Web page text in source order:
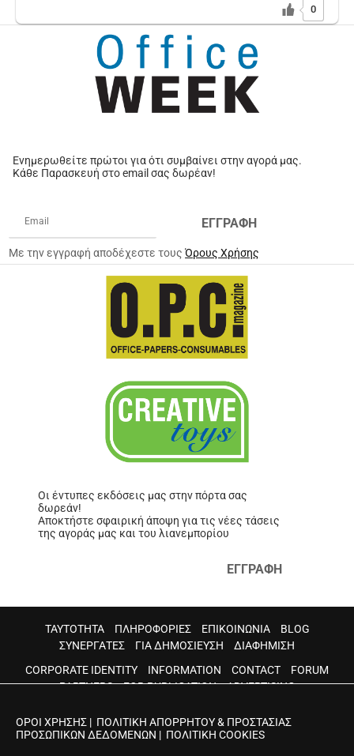
0
Ενημερωθείτε πρώτοι για ότι συμβαίνει στην αγορά μας.
Κάθε Παρασκευή στο email σας δωρέαν!
ΕΓΓΡΑΦΗ
Με την εγγραφή αποδέχεστε τουςΌρους Χρήσης
Οι έντυπες εκδόσεις μας στην πόρτα σας
δωρεάν!
Αποκτήστε σφαιρική άποψη για τις νέες τάσεις
της αγοράς μας και του λιανεμπορίου
ΕΓΓΡΑΦΗ
ΤΑΥΤΟΤΗΤΑ ΠΛΗΡΟΦΟΡΙΕΣ ΕΠΙΚΟΙΝΩΝΙΑ
BLOG
ΣΥΝΕΡΓΑΤΕΣ
ΓΙΑ ΔΗΜΟΣΙΕΥΣΗ
ΔΙΑΦΗΜΙΣΗ
CORPORATE IDENTITY
INFORMATION CONTACT
FORUM
PARTNERS
FOR PUBLICATION ADVERTISING
ΟΡΟΙ ΧΡΗΣΗΣ | ΠΟΛΙΤΙΚΗ ΑΠΟΡΡΗΤΟΥ & ΠΡΟΣΤΑΣΙΑΣ
ΠΡΟΣΩΠΙΚΩΝ ΔΕΔΟΜΕΝΩΝ | ΠΟΛΙΤΙΚΗ COOKIES